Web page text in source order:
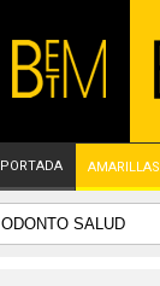
PORTADA AMARILLAS